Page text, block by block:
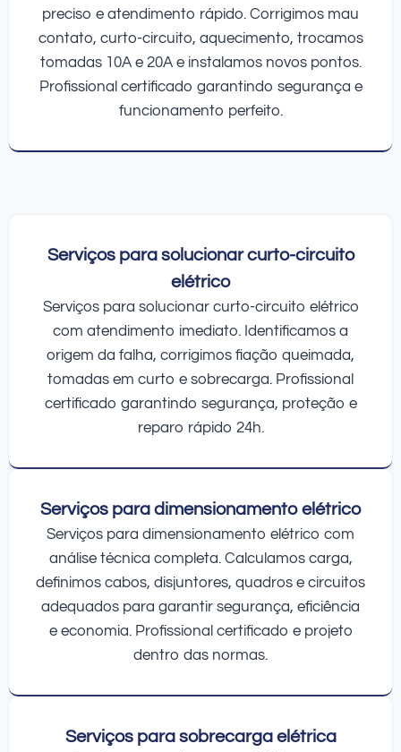
preciso e atendimento rápido. Corrigimos mau
contato, curto-circuito, aquecimento, trocamos
tomadas 10A e 20A e instalamos novos pontos.
Profissional certificado garantindo segurança e
funcionamento perfeito.
Serviços para solucionar curto-circuito
elétrico
Serviços para solucionar curto-circuito elétrico
com atendimento imediato. Identificamos a
origem da falha, corrigimos fiação queimada,
tomadas em curto e sobrecarga. Profissional
certificado garantindo segurança, proteção e
reparo rápido 24h.
Serviços para dimensionamento elétrico
Serviços para dimensionamento elétrico com
análise técnica completa. Calculamos carga,
definimos cabos, disjuntores, quadros e circuitos
adequados para garantir segurança, eficiência
e economia. Profissional certificado e projeto
dentro das normas.
Serviços para sobrecarga elétrica